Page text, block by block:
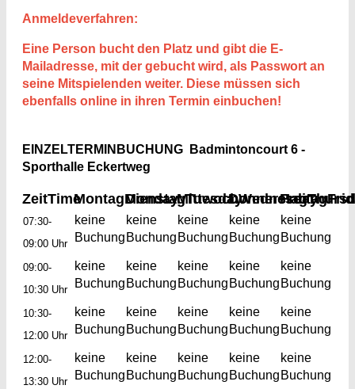
Anmeldeverfahren:
Eine Person bucht den Platz und gibt die E-
Mailadresse, mit der gebucht wird, als Passwort an
seine Mitspielenden weiter. Diese müssen sich
ebenfalls online in ihren Termin einbuchen!
EINZELTERMINBUCHUNG Badmintoncourt 6 -
Sporthalle Eckertweg
ZeitTimeMontagMonday
DienstagTuesday
MittwochWednesday
Donnerstag
Freitag
07:30-
09:00 Uhr
keine
Buchung
keine
Buchung
keine
Buchung
keine
Buchung
keine
Buchung
09:00-
10:30 Uhr
keine
Buchung
keine
Buchung
keine
Buchung
keine
Buchung
keine
Buchung
10:30-
12:00 Uhr
keine
Buchung
keine
Buchung
keine
Buchung
keine
Buchung
keine
Buchung
12:00-
13:30 Uhr
keine
Buchung
keine
Buchung
keine
Buchung
keine
Buchung
keine
Buchung